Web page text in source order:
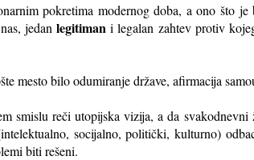
pokretima modernog doba, a ono što
jedan legitiman i legalan zahtev protiv
mesto bilo odumiranje države, afirmacija
smislu reči utopijska vizija, a da svakodnevni
socijalno, politički, kulturno)
biti rešeni.